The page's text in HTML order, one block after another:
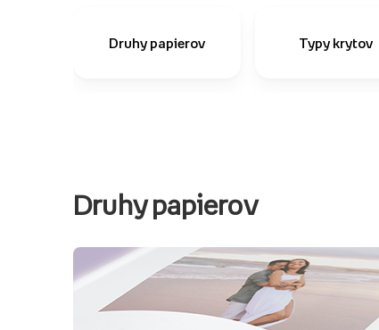
Druhy papierov Typy krytov
Druhy papierov